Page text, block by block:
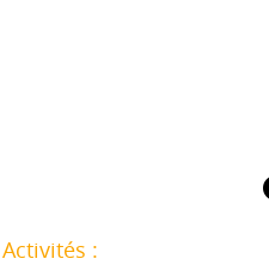
Activités :